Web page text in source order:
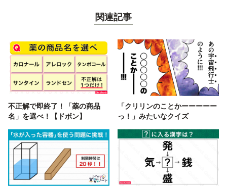
関連記事
不正解で即終了！「薬の商品
名」を選べ！【ドボン】
「クリリンのことかーーーーー
っ！」みたいなクイズ